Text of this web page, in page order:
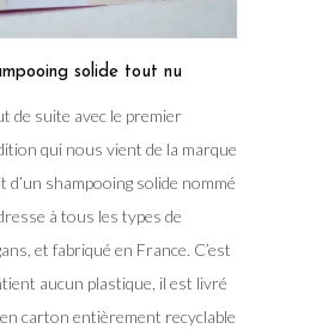
solide tout nu
de suite avec le premier
qui nous vient de la marque
d’un shampooing solide nommé
à tous les types de
et fabriqué en France. C’est
aucun plastique, il est livré
carton entièrement recyclable